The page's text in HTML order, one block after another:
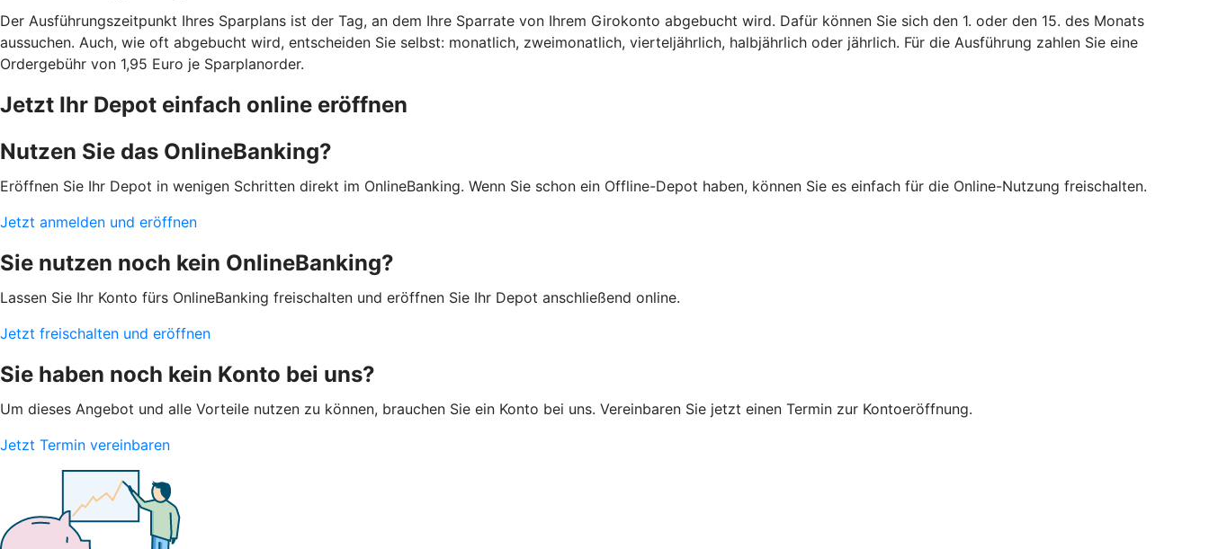
Der Ausführungszeitpunkt Ihres Sparplans ist der Tag, an dem Ihre Sparrate von Ihrem Girokonto abgebucht wird. Dafür können Sie sich den 1. oder den 15. des Monats
aussuchen. Auch, wie oft abgebucht wird, entscheiden Sie selbst: monatlich, zweimonatlich, vierteljährlich, halbjährlich oder jährlich. Für die Ausführung zahlen Sie eine
Ordergebühr von 1,95 Euro je Sparplanorder.
Jetzt Ihr Depot einfach online eröffnen
Nutzen Sie das OnlineBanking?
Eröffnen Sie Ihr Depot in wenigen Schritten direkt im OnlineBanking. Wenn Sie schon ein Offline-Depot haben, können Sie es einfach für die Online-Nutzung freischalten.
Jetzt anmelden und eröffnen
Sie nutzen noch kein OnlineBanking?
Lassen Sie Ihr Konto fürs OnlineBanking freischalten und eröffnen Sie Ihr Depot anschließend online.
Jetzt freischalten und eröffnen
Sie haben noch kein Konto bei uns?
Um dieses Angebot und alle Vorteile nutzen zu können, brauchen Sie ein Konto bei uns. Vereinbaren Sie jetzt einen Termin zur Kontoeröffnung.
Jetzt Termin vereinbaren